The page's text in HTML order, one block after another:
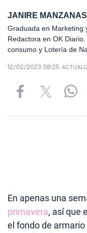
JANIRE MANZANAS
Graduada en Marketing
Redactora en OK
consumo y Lotería de
12/02/2023 08:25
En apenas una
primavera, así que
el fondo de